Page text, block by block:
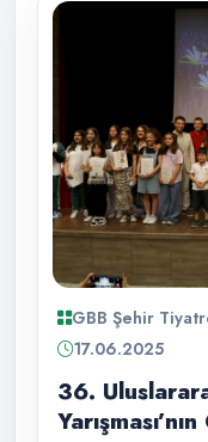
GBB Şehir
17.06.2025
36.